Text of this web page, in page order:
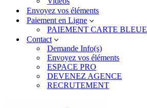
Envoyez vos éléments
Paiement en Ligne
PAIEMENT CARTE BLEUE
Contact
Demande Info(s)
Envoyez vos éléments
ESPACE PRO
DEVENEZ AGENCE
RECRUTEMENT